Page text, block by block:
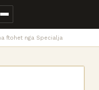
ftohet nga Specialja